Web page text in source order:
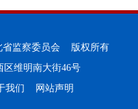
省监察委员会 版权所有
区维明南大街46号
我们 网站声明